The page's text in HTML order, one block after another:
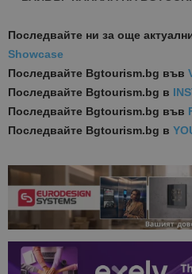
Последвайте ни за още
Showcase
Последвайте Bgtourism.bg във
Последвайте Bgtourism.bg в
Последвайте Bgtourism.bg във
Последвайте Bgtourism.bg в